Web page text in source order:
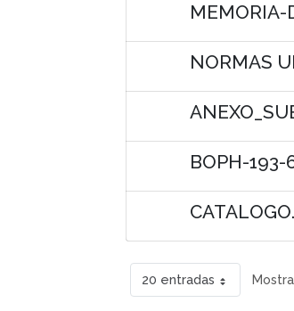
MEMORIA-
NORMAS
BOPH-
20 entradas